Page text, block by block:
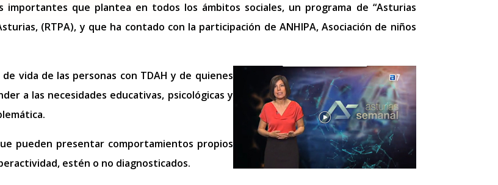
que plantea en todos los ámbitos sociales, un programa de “Asturias
(RTPA), y que ha contado con la participación de ANHIPA, Asociación de niños
vida de las personas con TDAH y de quienes
a las necesidades educativas, psicológicas y
pueden presentar comportamientos propios
estén o no diagnosticados.